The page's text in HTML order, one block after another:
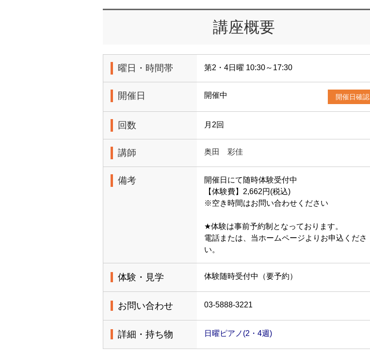
講座概要
曜日・時間帯 第2・4日曜 10:30～17:30
開催日 開催中 開催日確認
回数 月2回
講師 奥田 彩佳
備考
開催日にて随時体験受付中
【体験費】2,662円(税込)
※空き時間はお問い合わせください
★体験は事前予約制となっております。
電話または、当ホームページよりお申込くださ
い。
体験・見学 体験随時受付中（要予約）
お問い合わせ 03-5888-3221
詳細・持ち物 日曜ピアノ(2・4週)